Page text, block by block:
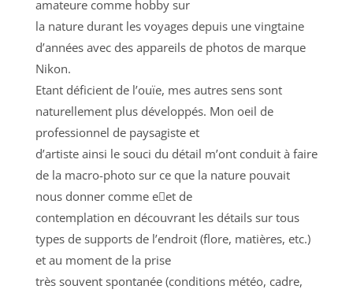
amateure comme hobby sur
la nature durant les voyages depuis une vingtaine
d’années avec des appareils de photos de marque
Nikon.
Etant déficient de l’ouïe, mes autres sens sont
naturellement plus développés. Mon oeil de
professionnel de paysagiste et
d’artiste ainsi le souci du détail m’ont conduit à faire
de la macro-photo sur ce que la nature pouvait
nous donner comme e􀆯et de
contemplation en découvrant les détails sur tous
types de supports de l’endroit (flore, matières, etc.)
et au moment de la prise
très souvent spontanée (conditions météo, cadre,